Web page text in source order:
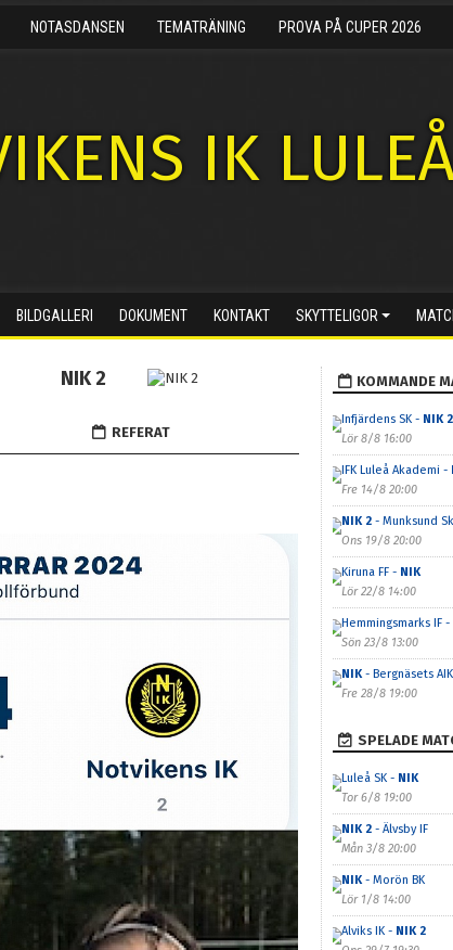
NOTASDANSEN TEMATRÄNING PROVA PÅ CUPER 2026
IK
BILDGALLERI DOKUMENT KONTAKT SKYTTELIGOR
NIK 2
REFERAT
KOMMANDE
Infjärdens SK - NIK 2
Lör 8/8 16:00
IFK Luleå Akademi -
Fre 14/8 20:00
NIK 2- Munksund
Ons 19/8 20:00
Kiruna FF - NIK
Lör 22/8 14:00
Hemmingsmarks IF -
Sön 23/8 13:00
NIK- Bergnäsets AIK
Fre 28/8 19:00
SPELADE
Luleå SK - NIK
Tor 6/8 19:00
NIK 2- Älvsby IF
Mån 3/8 20:00
NIK- Morön BK
Lör 1/8 14:00
Alviks IK - NIK 2